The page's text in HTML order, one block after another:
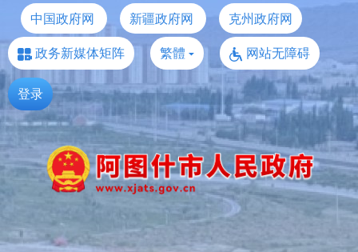
中国政府网 新疆政府网
克州政府网
政务新媒体矩阵
繁體 网站无障碍
登录